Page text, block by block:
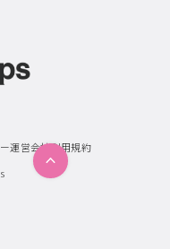
運営会社利用規約